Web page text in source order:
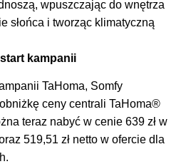
wpuszczając do wnętrza
słońca i tworząc klimatyczną
kampanii
TaHoma, Somfy
ceny centrali TaHoma®
teraz nabyć w cenie 639 zł w
519,51 zł netto w ofercie dla